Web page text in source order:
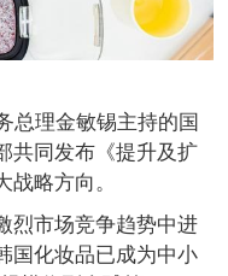
总理金敏锡主持的国
共同发布《提升及扩
略方向。
烈市场竞争趋势中进
国化妆品已成为中小